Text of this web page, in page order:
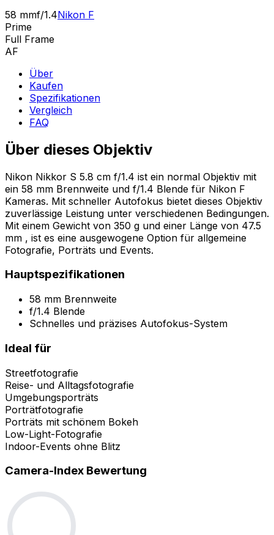
58 mmf/1.4Nikon F
Prime
Full Frame
AF
Über
Kaufen
Spezifikationen
Vergleich
FAQ
Über dieses Objektiv
Nikon Nikkor S 5.8 cm f/1.4 ist ein normal Objektiv mit
ein 58 mm Brennweite und f/1.4 Blende für Nikon F
Kameras. Mit schneller Autofokus bietet dieses Objektiv
zuverlässige Leistung unter verschiedenen Bedingungen.
Mit einem Gewicht von 350 g und einer Länge von 47.5
mm , ist es eine ausgewogene Option für allgemeine
Fotografie, Porträts und Events.
Hauptspezifikationen
58 mm Brennweite
f/1.4 Blende
Schnelles und präzises Autofokus-System
Ideal für
Streetfotografie
Reise- und Alltagsfotografie
Umgebungsporträts
Porträtfotografie
Porträts mit schönem Bokeh
Low-Light-Fotografie
Indoor-Events ohne Blitz
Camera-Index Bewertung